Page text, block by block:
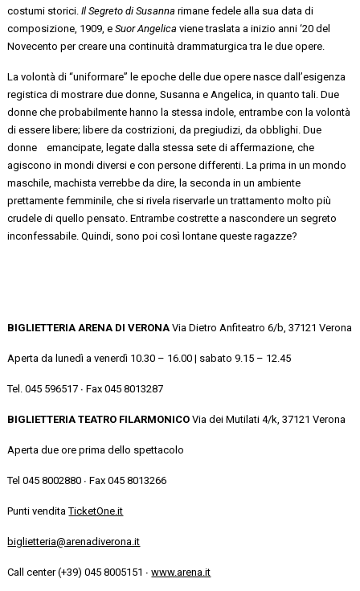
costumi storici.Il Segreto di Susanna rimane fedele alla sua data di
composizione, 1909, eSuor Angelica viene traslata a inizio anni ‘20 del
Novecento per creare una continuità drammaturgica tra le due opere.
La volontà di “uniformare” le epoche delle due opere nasce dall’esigenza
registica di mostrare due donne, Susanna e Angelica, in quanto tali. Due
donne che probabilmente hanno la stessa indole, entrambe con la volontà
di essere libere; libere da costrizioni, da pregiudizi, da obblighi. Due
donne emancipate, legate dalla stessa sete di affermazione, che
agiscono in mondi diversi e con persone differenti. La prima in un mondo
maschile, machista verrebbe da dire, la seconda in un ambiente
prettamente femminile, che si rivela riservarle un trattamento molto più
crudele di quello pensato. Entrambe costrette a nascondere un segreto
inconfessabile. Quindi, sono poi così lontane queste ragazze?
BIGLIETTERIA ARENA DI VERONAVia Dietro Anfiteatro 6/b, 37121 Verona
Aperta da lunedì a venerdì 10.30 – 16.00 | sabato 9.15 – 12.45
Tel. 045 596517 ∙ Fax 045 8013287
BIGLIETTERIA TEATRO FILARMONICO Via dei Mutilati 4/k, 37121 Verona
Aperta due ore prima dello spettacolo
Tel 045 8002880 ∙ Fax 045 8013266
Punti venditaTicketOne.it
biglietteria@arenadiverona.it
Call center (+39) 045 8005151 ∙www.arena.it